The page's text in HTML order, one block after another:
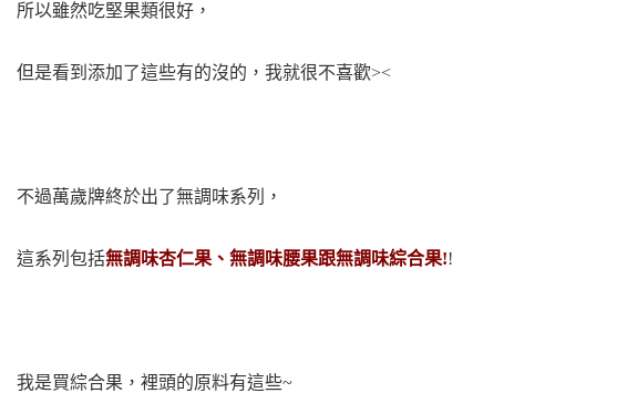
所以雖然吃堅果類很好，
但是看到添加了這些有的沒的，我就很不喜歡><
不過萬歲牌終於出了無調味系列，
這系列包括無調味杏仁果、無調味腰果跟無調味綜合果!!
我是買綜合果，裡頭的原料有這些~